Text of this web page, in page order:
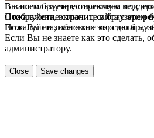
В вашем браузере отключена
Пожалуйста, включите в браузере
Если Вы не знаете как это сделать,
Вы используете устаревшую версию
Отображение страниц сайта с этим
Пожалуйста, обновите версию
Если Вы не знаете как это сделать,
администратору.
Close Save changes